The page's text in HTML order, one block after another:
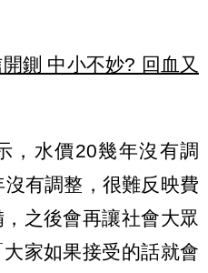
鍘 中小不妙? 回血又
，水價20幾年沒有調
有調整，很難反映費
之後會再讓社會大眾
家如果接受的話就會